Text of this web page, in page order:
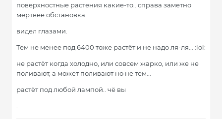
поверхностные растения какие-то.. справа заметно
мертвее обстановка.
видел глазами.
Тем не менее под 6400 тоже растёт и не надо ля-ля... :lol:
не растёт когда холодно, или совсем жарко, или же не
поливают, а может поливают но не тем...
растёт под любой лампой.. чё вы
.